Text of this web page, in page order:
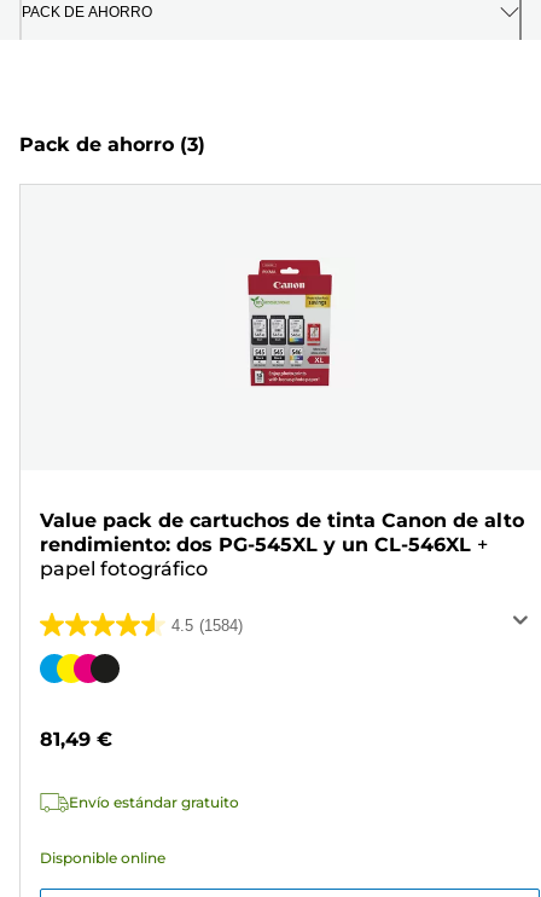
PACK DE AHORRO
Pack de ahorro (3)
Value pack de cartuchos de tinta Canon de alto
rendimiento: dos PG-545XL y un CL-546XL +
papel fotográfico
4.5 (1584)
4.5
de
1584
Cartucho
81,49 €
Envío estándar gratuito
Disponible online